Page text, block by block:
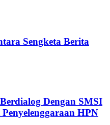
Sengketa Berita
Dengan SMSI
HPN